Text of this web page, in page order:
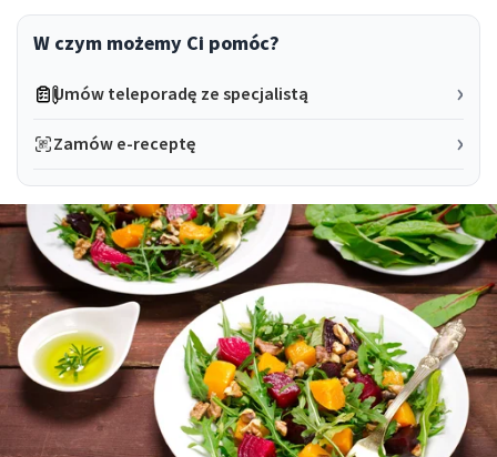
W czym możemy Ci pomóc?
Umów teleporadę ze specjalistą
Zamów e-receptę